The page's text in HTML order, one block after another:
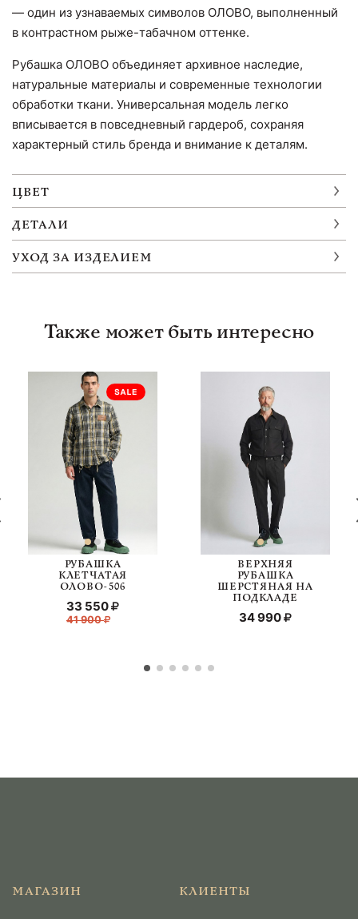
— один из узнаваемых символов ОЛОВО, выполненный
в контрастном рыже-табачном оттенке.
Рубашка ОЛОВО объединяет архивное наследие,
натуральные материалы и современные технологии
обработки ткани. Универсальная модель легко
вписывается в повседневный гардероб, сохраняя
характерный стиль бренда и внимание к деталям.
ЦВЕТ
ДЕТАЛИ
УХОД ЗА ИЗДЕЛИЕМ
Также может быть интересно
РУБАШКА
КЛЕТЧАТАЯ
ОЛОВО-506
41 900
33 550
ВЕРХНЯЯ
РУБАШКА
ШЕРСТЯНАЯ НА
ПОДКЛАДЕ
34 990
МАГАЗИН КЛИЕНТЫ